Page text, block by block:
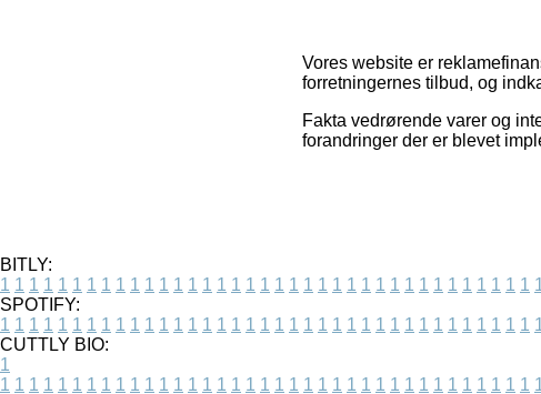
Vores website er
forretningernes tilbud, og
Fakta vedrørende varer og
forandringer der er blevet
BITLY:
1 1 1 1 1 1 1 1 1 1 1 1 1 1 1 1 1 1 1 1 1 1 1 1 1 1 1 1 1 1 1 1 1 1 1 1 1
SPOTIFY:
1 1 1 1 1 1 1 1 1 1 1 1 1 1 1 1 1 1 1 1 1 1 1 1 1 1 1 1 1 1 1 1 1 1 1 1 1
CUTTLY BIO:
1
1 1 1 1 1 1 1 1 1 1 1 1 1 1 1 1 1 1 1 1 1 1 1 1 1 1 1 1 1 1 1 1 1 1 1 1 1